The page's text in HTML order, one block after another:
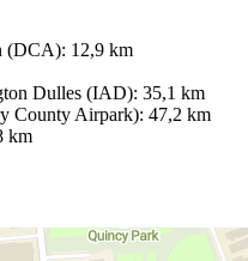
(DCA): 12,9 km
Dulles (IAD): 35,1 km
County Airpark): 47,2 km
km